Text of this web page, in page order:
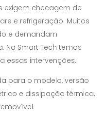
exigem checagem de
e refrigeração. Muitos
e demandam
Na Smart Tech temos
essas intervenções.
para o modelo, versão
e dissipação térmica,